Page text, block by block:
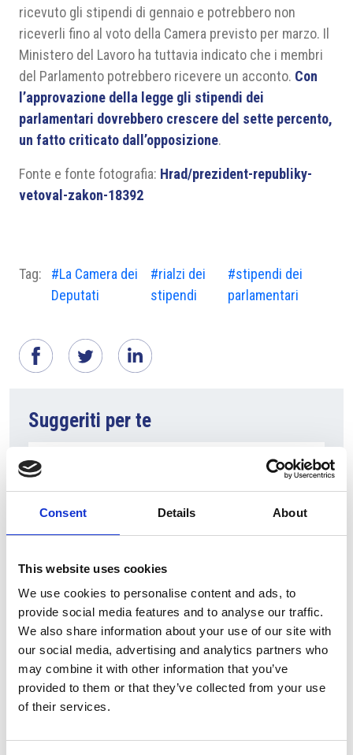
Consent Details About
This website uses cookies
We use cookies to personalise content and ads, to
provide social media features and to analyse our traffic.
We also share information about your use of our site with
our social media, advertising and analytics partners who
may combine it with other information that you’ve
provided to them or that they’ve collected from your use
of their services.
ricevuto gli stipendi di gennaio e potrebbero non
riceverli fino al voto della Camera previsto per marzo. Il
Ministero del Lavoro ha tuttavia indicato che i membri
del Parlamento potrebbero ricevere un acconto. Con
l’approvazione della legge gli stipendi dei
parlamentari dovrebbero crescere del sette percento,
un fatto criticato dall’opposizione.
Fonte e fonte fotografia: Hrad/prezident-republiky-
vetoval-zakon-18392
Tag:
#La Camera dei
Deputati
#rialzi dei
stipendi
#stipendi dei
parlamentari
Suggeriti per te
Il commercio retail continua con una crescita
dinamica
Overview Economica